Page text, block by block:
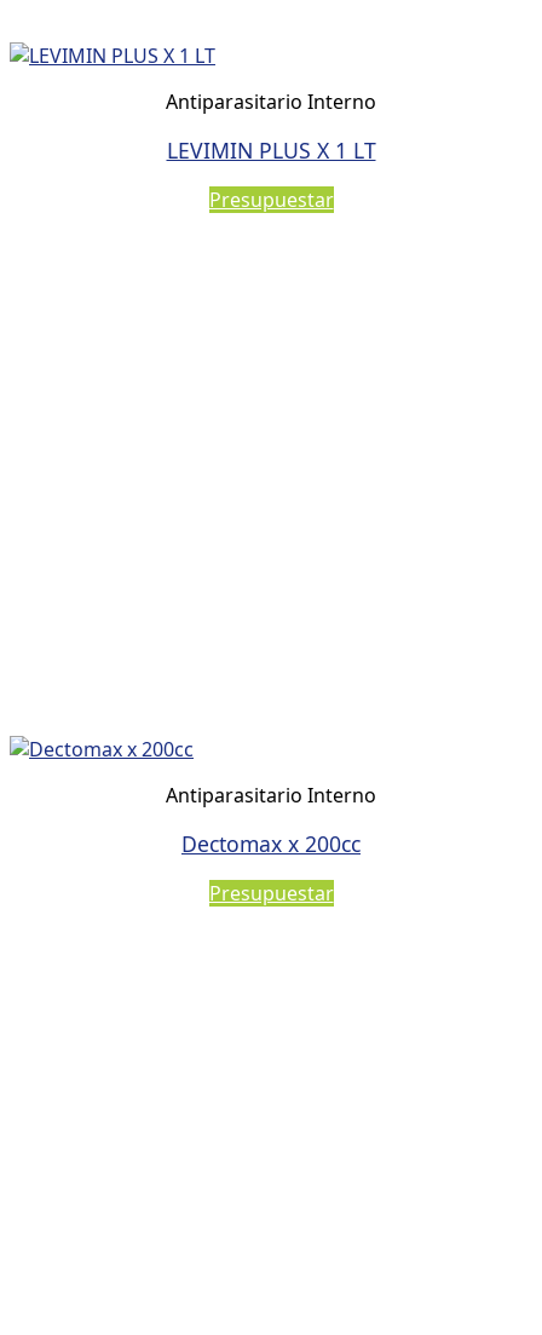
Antiparasitario Interno
LEVIMIN PLUS X 1 LT
Presupuestar
Antiparasitario Interno
Dectomax x 200cc
Presupuestar